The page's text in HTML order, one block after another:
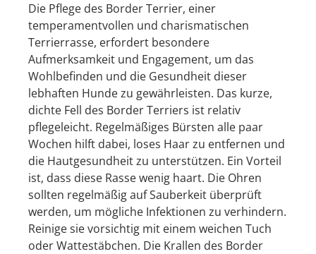
Die Pflege des Border Terrier, einer
temperamentvollen und charismatischen
Terrierrasse, erfordert besondere
Aufmerksamkeit und Engagement, um das
Wohlbefinden und die Gesundheit dieser
lebhaften Hunde zu gewährleisten. Das kurze,
dichte Fell des Border Terriers ist relativ
pflegeleicht. Regelmäßiges Bürsten alle paar
Wochen hilft dabei, loses Haar zu entfernen und
die Hautgesundheit zu unterstützen. Ein Vorteil
ist, dass diese Rasse wenig haart. Die Ohren
sollten regelmäßig auf Sauberkeit überprüft
werden, um mögliche Infektionen zu verhindern.
Reinige sie vorsichtig mit einem weichen Tuch
oder Wattestäbchen. Die Krallen des Border